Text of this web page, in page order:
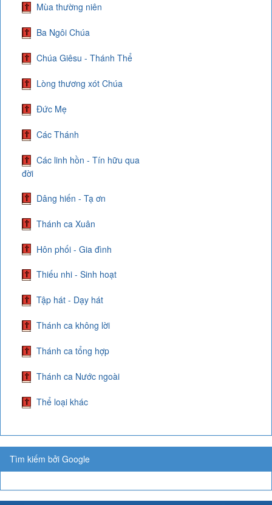
Mùa thường niên
Ba Ngôi Chúa
Chúa Giêsu - Thánh Thể
Lòng thương xót Chúa
Đức Mẹ
Các Thánh
Các linh hồn - Tín hữu qua
đời
Dâng hiến - Tạ ơn
Thánh ca Xuân
Hôn phối - Gia đình
Thiếu nhi - Sinh hoạt
Tập hát - Dạy hát
Thánh ca không lời
Thánh ca tổng hợp
Thánh ca Nước ngoài
Thể loại khác
Tìm kiếm bởi Google